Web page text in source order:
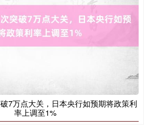
7万点大关，日本央行如预期将政策利
率上调至1%